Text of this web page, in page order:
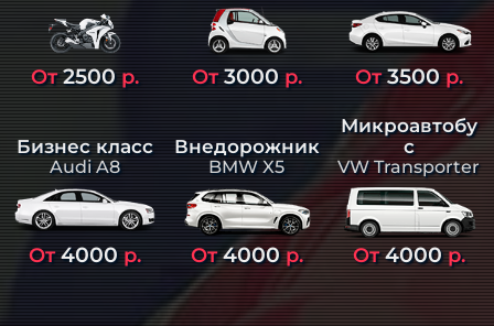
От2500р. От3000р. От3500р.
Бизнес класс
Audi A8
От4000 р.
Внедорожник
BMW X5
От4000р.
Микроавтобу
с
VW Transporter
От4000р.